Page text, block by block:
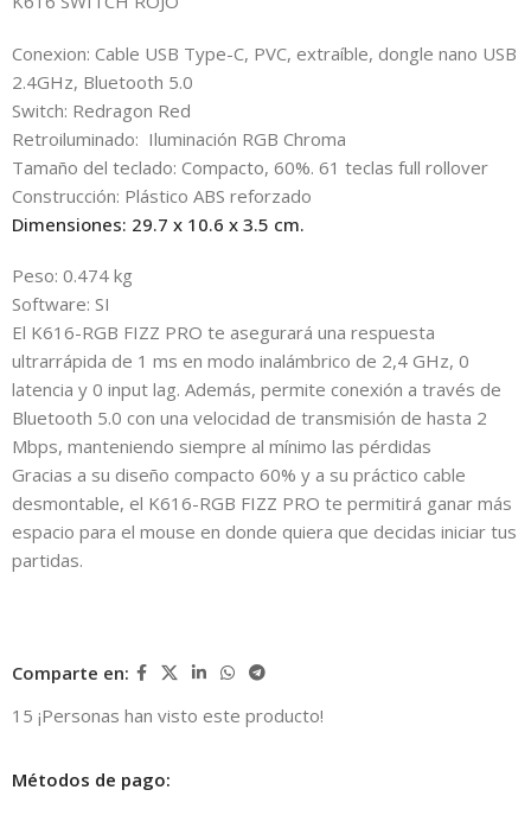
Conexion: Cable USB Type-C, PVC, extraíble, dongle nano USB
2.4GHz, Bluetooth 5.0
Switch: Redragon Red
Retroiluminado: Iluminación RGB Chroma
Tamaño del teclado: Compacto, 60%. 61 teclas full rollover
Construcción: Plástico ABS reforzado
Dimensiones: 29.7 x 10.6 x 3.5 cm.
Peso: 0.474 kg
Software: SI
El K616-RGB FIZZ PRO te asegurará una respuesta
ultrarrápida de 1 ms en modo inalámbrico de 2,4 GHz, 0
latencia y 0 input lag. Además, permite conexión a través de
Bluetooth 5.0 con una velocidad de transmisión de hasta 2
Mbps, manteniendo siempre al mínimo las pérdidas
Gracias a su diseño compacto 60% y a su práctico cable
desmontable, el K616-RGB FIZZ PRO te permitirá ganar más
espacio para el mouse en donde quiera que decidas iniciar tus
partidas.
Comparte en:
15 ¡Personas han visto este producto!
Métodos de pago: